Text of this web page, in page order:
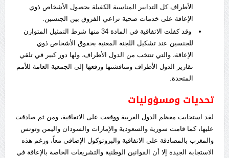
الأطراف كل التدابير المناسبة الكفيلة بحصول الأشخاص ذوي
الإعاقة على خدمات صحية تراعي الفروق بين الجنسين.
وقد كفلت الاتفاقية في المادة 34 منها شرط التمثيل المتوازن
للجنسين عند تشكيل اللجنة المعنية بحقوق الأشخاص ذوي
الإعاقة، والتي تنتخب من الدول الأطراف، ولها دور كبير في تلقي
تقارير الدول الأطراف ومناقشتها ورفعها إلى الجمعية العامة للأمم
المتحدة.
تحديات ومسؤوليات
لقد استجابت معظم الدول العربية ووقعت على الاتفاقية، ومن ثم صادقت
عليها، كما قامت سورية والسعودية والإمارات والسودان واليمن وتونس
والمغرب بالمصادقة على الاتفاقية والبروتوكول الإضافي معاً، ورغم هذه
الاستجابة الجيدة إلا أن القوانين الوطنية والتشريعات الخاصة بالإعاقة في